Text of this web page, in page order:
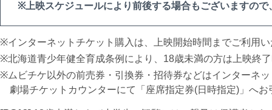
※上映スケジュールにより前後する場合もございますので
インターネットチケット購入は、上映開始時間までご利用
北海道青少年健全育成条例により、18歳未満の方は上映終
ムビチケ以外の前売券・引換券・招待券などはインターネ
劇場チケットカウンターにて「座席指定券(日時指定)」へ